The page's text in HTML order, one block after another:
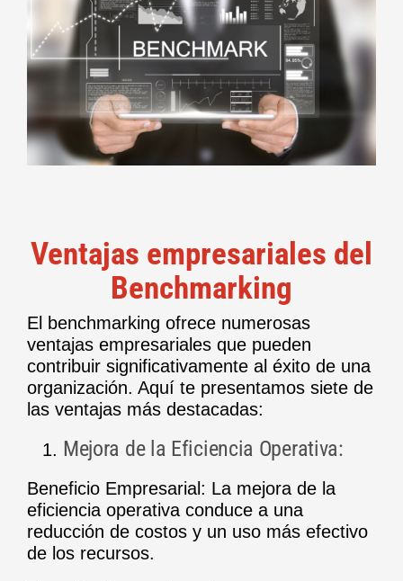
Ventajas empresariales del
Benchmarking
El benchmarking ofrece numerosas
ventajas empresariales que pueden
contribuir significativamente al éxito de una
organización. Aquí te presentamos siete de
las ventajas más destacadas:
Mejora de la Eficiencia Operativa:
Beneficio Empresarial: La mejora de la
eficiencia operativa conduce a una
reducción de costos y un uso más efectivo
de los recursos.